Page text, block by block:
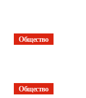
Общество
Общество